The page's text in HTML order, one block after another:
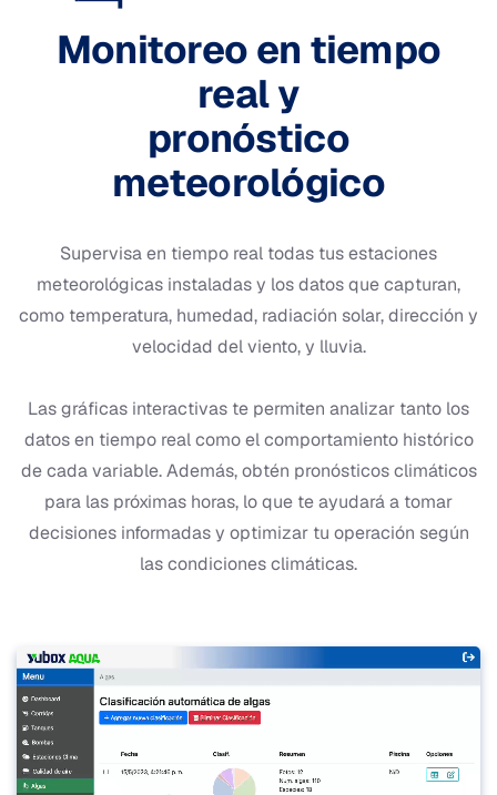
Monitoreo en tiempo
real y
pronóstico
meteorológico
Supervisa en tiempo real todas tus estaciones
meteorológicas instaladas y los datos que capturan,
como temperatura, humedad, radiación solar, dirección y
velocidad del viento, y lluvia.
Las gráficas interactivas te permiten analizar tanto los
datos en tiempo real como el comportamiento histórico
de cada variable. Además, obtén pronósticos climáticos
para las próximas horas, lo que te ayudará a tomar
decisiones informadas y optimizar tu operación según
las condiciones climáticas.